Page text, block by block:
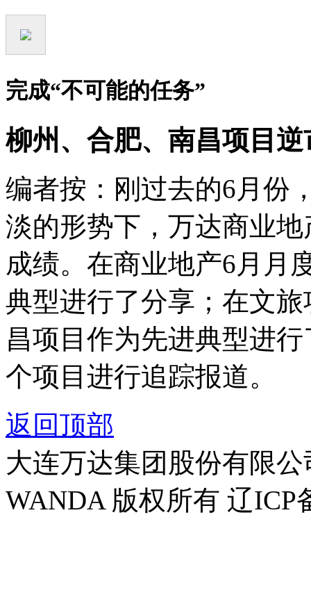
完成“不可能的任务”
柳州、合肥、南昌项目
编者按：刚过去的6月份
淡的形势下，万达商业
成绩。在商业地产6月月
典型进行了分享；在文
昌项目作为先进典型进
个项目进行追踪报道。
返回顶部
大连万达集团股份有限
WANDA 版权所有 辽ICP